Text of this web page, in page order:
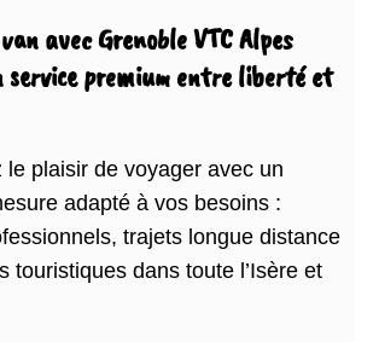
avec Grenoble VTC Alpes
premium entre liberté et
le plaisir de voyager avec un
adapté à vos besoins :
trajets longue distance
touristiques dans toute l’Isère et